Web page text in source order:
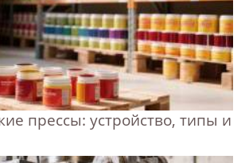
прессы: устройство, типы и